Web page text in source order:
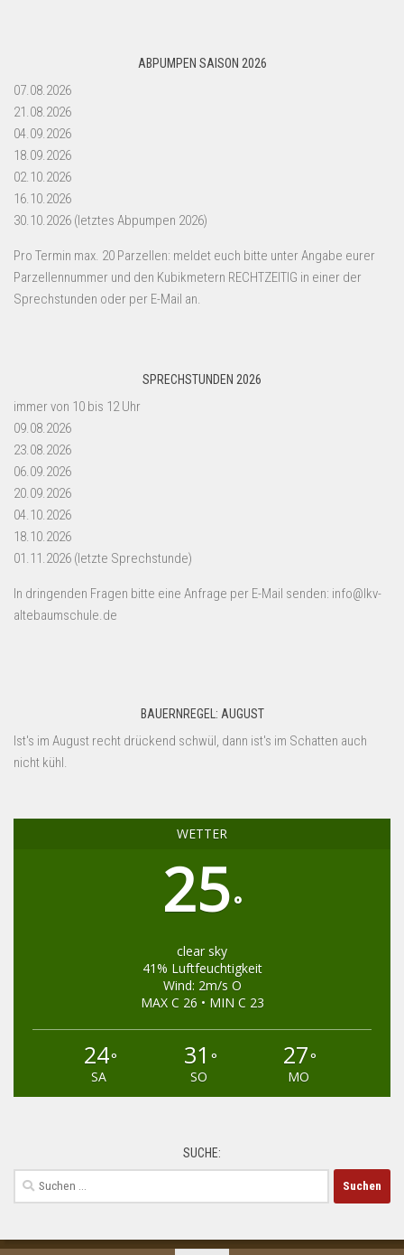
ABPUMPEN SAISON 2026
07.08.2026
21.08.2026
04.09.2026
18.09.2026
02.10.2026
16.10.2026
30.10.2026 (letztes Abpumpen 2026)
Pro Termin max. 20 Parzellen: meldet euch bitte unter Angabe eurer
Parzellennummer und den Kubikmetern RECHTZEITIG in einer der
Sprechstunden oder per E-Mail an.
SPRECHSTUNDEN 2026
immer von 10 bis 12 Uhr
09.08.2026
23.08.2026
06.09.2026
20.09.2026
04.10.2026
18.10.2026
01.11.2026 (letzte Sprechstunde)
In dringenden Fragen bitte eine Anfrage per E-Mail senden: info@lkv-
altebaumschule.de
BAUERNREGEL: AUGUST
Ist's im August recht drückend schwül, dann ist's im Schatten auch
nicht kühl.
WETTER
25°
clear sky
41% Luftfeuchtigkeit
Wind: 2m/s O
MAX C 26 • MIN C 23
24°
SA
31 °
SO
27°
MO
SUCHE:
Suchen
nach: